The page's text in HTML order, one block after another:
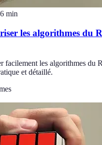
6 min
les algorithmes du
facilement les algorithmes du
et détaillé.